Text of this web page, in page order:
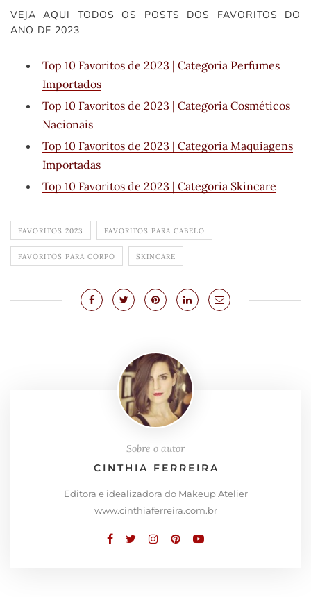
VEJA AQUI TODOS OS POSTS DOS FAVORITOS DO
ANO DE 2023
Top 10 Favoritos de 2023 | Categoria Perfumes
Importados
Top 10 Favoritos de 2023 | Categoria Cosméticos
Nacionais
Top 10 Favoritos de 2023 | Categoria Maquiagens
Importadas
Top 10 Favoritos de 2023 | Categoria Skincare
FAVORITOS 2023 FAVORITOS PARA CABELO
FAVORITOS PARA CORPO SKINCARE
Sobre o autor
CINTHIA FERREIRA
Editora e idealizadora do Makeup Atelier
www.cinthiaferreira.com.br